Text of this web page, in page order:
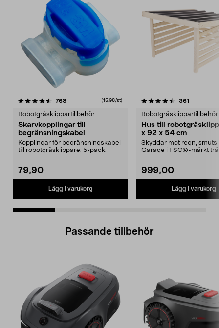
768recensioner (15,98/st)
Robotgräsklippartillbehör
Skarvkopplingar till
begränsningskabel
Kopplingar för begränsningskabel
till robotgräsklippare. 5-pack.
79,90
Lägg i varukorg
4.5 av 5 stjärnor 361
Robotgräsklippartillbehör
Hus till
x 92 x 54 cm
Skyddar mot regn, smuts
Garage i FSC®-märkt
999,00
Lägg i varukorg
4.5 av 5 stjärnor
Passande tillbehör